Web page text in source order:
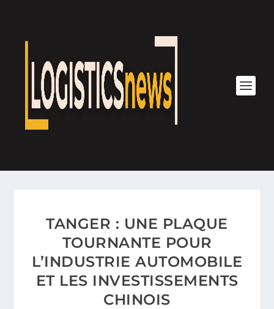
TANGER : UNE PLAQUE
TOURNANTE POUR
L’INDUSTRIE AUTOMOBILE
ET LES INVESTISSEMENTS
CHINOIS